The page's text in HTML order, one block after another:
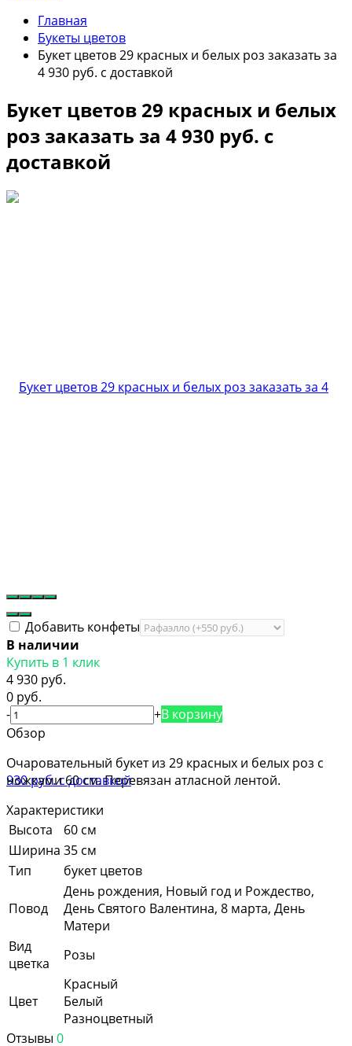
Главная
Букеты цветов
Букет цветов 29 красных и белых роз заказать за
4 930 руб. с доставкой
Букет цветов 29 красных и белых
роз заказать за 4 930 руб. с
доставкой
Добавить конфеты
В наличии
Купить в 1 клик
4 930 руб.
0 руб.
-
+В корзину
Обзор
Очаровательный букет из 29 красных и белых роз с
ножками 60 см. Перевязан атласной лентой.
Характеристики
Высота
60 см
Ширина 35 см
Тип
букет цветов
Повод
День рождения, Новый год и Рождество,
День Святого Валентина, 8 марта, День
Матери
Вид
цветка
Розы
Цвет
Красный
Белый
Разноцветный
Отзывы 0